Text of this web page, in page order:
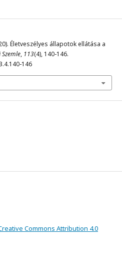
Életveszélyes állapotok ellátása a
, 113(4), 140-146.
146
Commons Attribution 4.0